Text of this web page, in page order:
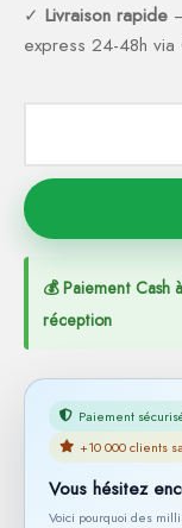
✓ Livraison rapide
express 24-48h via
💰 Paiement Cash
réception
Paiement
+10 000 clients
Vous hésitez
Voici pourquoi des